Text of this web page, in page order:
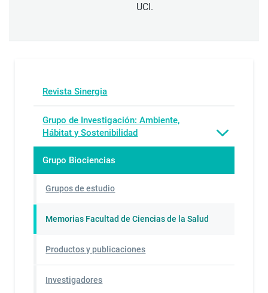
UCI.
Revista Sinergia
Grupo de Investigación: Ambiente,
Hábitat y Sostenibilidad
Grupo Biociencias
Grupos de estudio
Memorias Facultad de Ciencias de la Salud
Productos y publicaciones
Investigadores